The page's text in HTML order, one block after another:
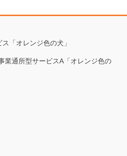
「オレンジ色の犬」
業通所型サービスA「オレンジ色の